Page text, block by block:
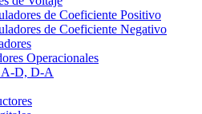
de Coeficiente Positivo
de Coeficiente Negativo
Operacionales
A-D, D-A